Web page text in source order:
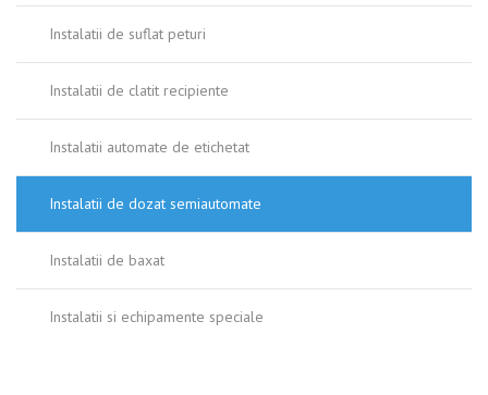
Instalatii de suflat peturi
Instalatii de clatit recipiente
Instalatii automate de etichetat
Instalatii de dozat semiautomate
Instalatii de baxat
Instalatii si echipamente speciale